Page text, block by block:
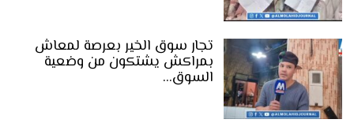
تجار سوق الخير بعرصة لمعاش
بمراكش يشتكون من وضعية
السوق…